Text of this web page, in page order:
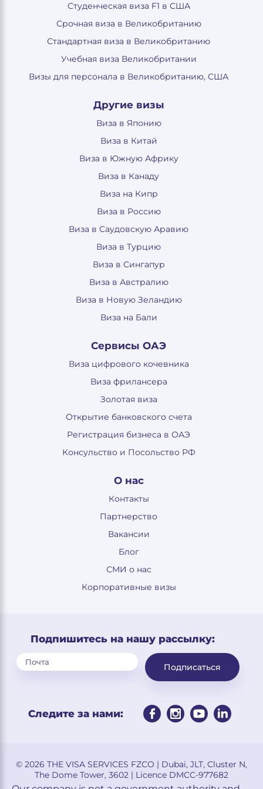
Студенческая виза F1 в США
Срочная виза в Великобританию
Стандартная виза в Великобританию
Учебная виза Великобритании
Визы для персонала в Великобританию, США
Другие визы
Виза в Японию
Виза в Китай
Виза в Южную Африку
Виза в Канаду
Виза на Кипр
Виза в Россию
Виза в Саудовскую Аравию
Виза в Турцию
Виза в Сингапур
Виза в Австралию
Виза в Новую Зеландию
Виза на Бали
Сервисы ОАЭ
Виза цифрового кочевника
Виза фрилансера
Золотая виза
Открытие банковского счета
Регистрация бизнеса в ОАЭ
Консульство и Посольство РФ
О нас
Контакты
Партнерство
Вакансии
Блог
СМИ о нас
Корпоративные визы
Подпишитесь на нашу рассылку:
Подписаться
Следите за нами:
© 2026 THE VISA SERVICES FZCO | Dubai, JLT, Cluster N,
The Dome Tower, 3602 | Licence DMCC-977682